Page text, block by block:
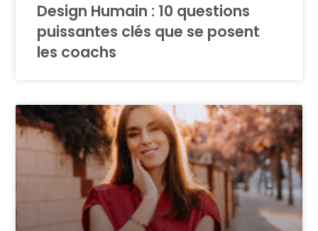
Design Humain : 10 questions
puissantes clés que se posent
les coachs